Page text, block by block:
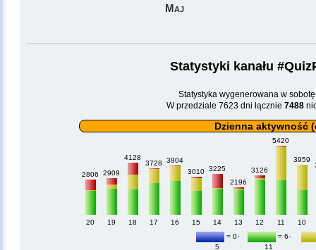
Maj
Statystyki kanału
Statystyka wygenerowana w
W przedziale 7623 dni łącznie7488
Dzienna aktywność
2806 2909
4128
3728
3904
3010 3225
2196
3126
5420
3959
20 19 18 17 16 15 14 13 12 11
10
= 0-
5
= 6-
11